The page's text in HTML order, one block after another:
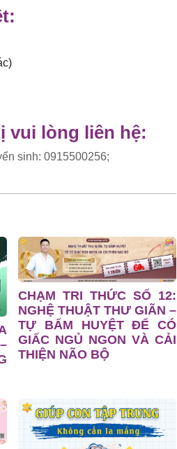
vui lòng liên hệ:
sinh: 0915500256;
CHẠM TRI THỨC SỐ 12:
NGHỆ THUẬT THƯ GIÃN –
TỰ BẤM HUYỆT ĐỂ CÓ
GIẤC NGỦ NGON VÀ CẢI
THIỆN NÃO BỘ